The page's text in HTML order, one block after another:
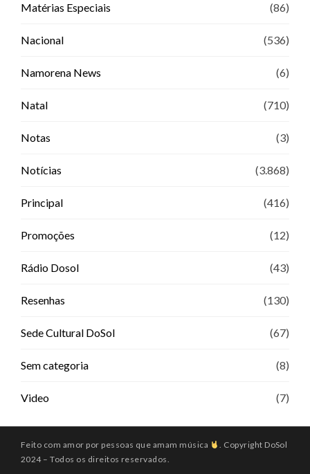
Matérias Especiais (86)
Nacional (536)
Namorena News (6)
Natal (710)
Notas (3)
Notícias (3.868)
Principal (416)
Promoções (12)
Rádio Dosol (43)
Resenhas (130)
Sede Cultural DoSol (67)
Sem categoria (8)
Video (7)
Feito com amor por pessoas que amam música
. Copyright DoSol
2024 – Todos os direitos reservados.